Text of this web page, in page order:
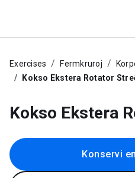
Exercises Fermkruroj
Kokso Ekstera Rotator
Kokso Ekstera
Konservi